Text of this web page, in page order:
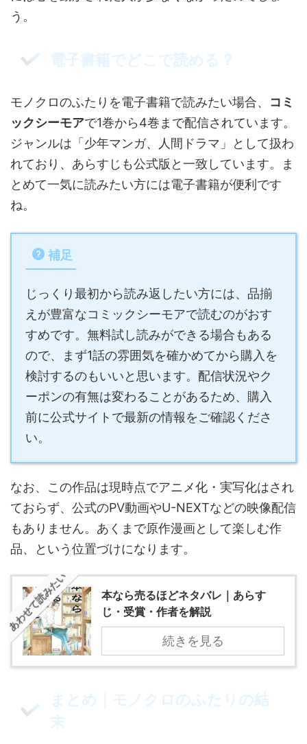
う。
電子書籍でどこで読める？
モノクロのふたりを電子書籍で読みたい場合、 コミ
ックシーモアで1巻から4巻まで配信されています。
ジャンルは「少年マンガ、人間ドラマ」として扱わ
れており、あらすじも公式版と一致しています。ま
とめて一気に読みたい方には電子書籍が便利です
ね。
補足
じっくり最初から読み返したい方には、品揃
えが豊富なコミックシーモアで読むのがおす
すめです。無料試し読みができる場合もある
ので、まず1話の雰囲気を確かめてから購入を
検討するのもいいと思います。配信状況やク
ーポンの有無は変わることがあるため、購入
前に公式サイトで最新の情報をご確認くださ
い。
なお、この作品は現時点でアニメ化・実写化はされ
ておらず、公式のPV動画やU-NEXTなどの映像配信
もありません。あくまで原作漫画として楽しむ作
品、という位置づけになります。
あわせて読みたい
本なら売るほどネタバレ｜あらす
じ・受賞・作者を解説
続きを見る
まとめ｜モノクロのふたりの結
末